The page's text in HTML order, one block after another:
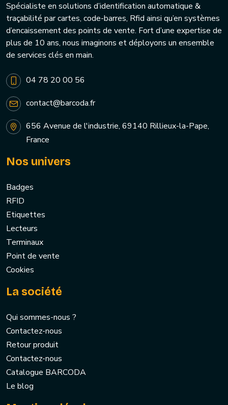
Spécialiste en solutions d’identification automatique &
traçabilité par cartes, code-barres, Rfid ainsi qu’en systèmes
d’encaissement des points de vente. Fort d’une expertise de
plus de 10 ans, nous imaginons et déployons un ensemble
de services clés en main.
04 78 20 00 56
contact@barcoda.fr
656 Avenue de l'industrie, 69140 Rillieux-la-Pape,
France
Nos univers
Badges
RFID
Etiquettes
Lecteurs
Terminaux
Point de vente
Cookies
La société
Qui sommes-nous ?
Contactez-nous
Retour produit
Contactez-nous
Catalogue BARCODA
Le blog